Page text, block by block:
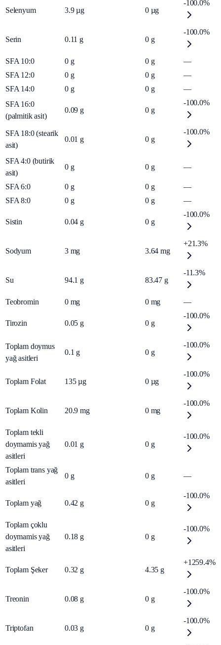
Selenyum 3.9 µg 0 µg
-100.0%
Serin 0.11 g 0 g
-100.0%
SFA 10:0 0 g 0 g
—
SFA 12:0
0 g 0 g
—
SFA 14:0
0 g 0 g
—
SFA 16:0
(palmitik asit)
0.09 g 0 g
-100.0%
SFA 18:0 (stearik
asit)
0.01 g 0 g
-100.0%
SFA 4:0 (butirik
asit)
0 g 0 g —
SFA 6:0 0 g 0 g
—
SFA 8:0
0 g 0 g —
Sistin 0.04 g 0 g
-100.0%
Sodyum 3 mg 3.64 mg
+21.3%
Su 94.1 g 83.47 g
-11.3%
Teobromin 0 mg 0 mg —
Tirozin 0.05 g 0 g
-100.0%
Toplam doymus
yağ asitleri
0.1 g 0 g
-100.0%
Toplam Folat 135 µg 0 µg
-100.0%
Toplam Kolin 20.9 mg 0 mg
-100.0%
Toplam tekli
doymamis yağ
asitleri
0.01 g 0 g
-100.0%
Toplam trans yağ
asitleri
0 g 0 g —
Toplam yağ 0.42 g 0 g
-100.0%
Toplam çoklu
doymamis yağ
asitleri
0.18 g 0 g
-100.0%
Toplam Şeker 0.32 g 4.35 g
+1259.4%
Treonin 0.08 g 0 g
-100.0%
Triptofan 0.03 g 0 g
-100.0%